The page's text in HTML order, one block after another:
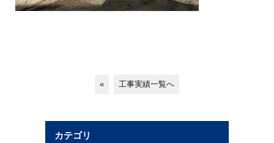
« 工事実績一覧へ
カテゴリ